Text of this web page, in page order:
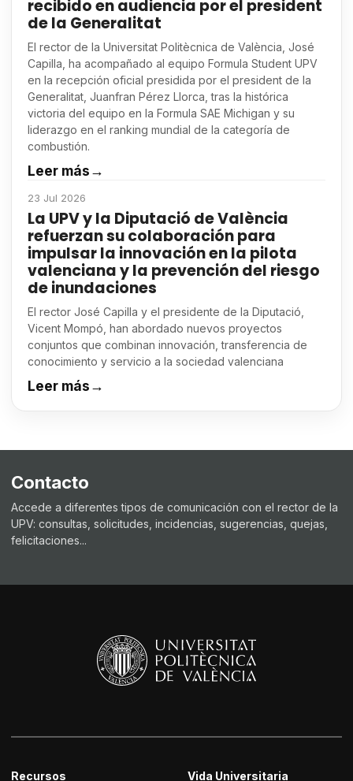
recibido en audiencia por el president
de la Generalitat
El rector de la Universitat Politècnica de València, José
Capilla, ha acompañado al equipo Formula Student UPV
en la recepción oficial presidida por el president de la
Generalitat, Juanfran Pérez Llorca, tras la histórica
victoria del equipo en la Formula SAE Michigan y su
liderazgo en el ranking mundial de la categoría de
combustión.
Leer más→
23 Jul 2026
La UPV y la Diputació de València
refuerzan su colaboración para
impulsar la innovación en la pilota
valenciana y la prevención del riesgo
de inundaciones
El rector José Capilla y el presidente de la Diputació,
Vicent Mompó, han abordado nuevos proyectos
conjuntos que combinan innovación, transferencia de
conocimiento y servicio a la sociedad valenciana
Leer más→
Contacto
Accede a diferentes tipos de comunicación con el rector de la
UPV: consultas, solicitudes, incidencias, sugerencias, quejas,
felicitaciones...
Recursos Vida Universitaria